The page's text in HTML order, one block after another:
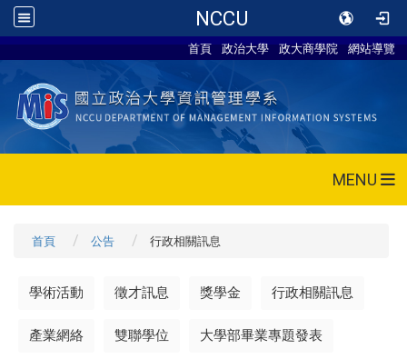
NCCU
首頁 政治大學 政大商學院 網站導覽
MENU
首頁 公告 行政相關訊息
學術活動 徵才訊息 獎學金 行政相關訊息
產業網絡 雙聯學位 大學部畢業專題發表